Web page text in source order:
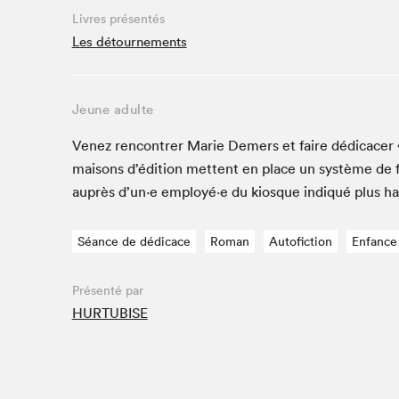
Café La Presse
Espace Côte-des-Neiges
La lecture en cadeau
Le grand jeu de lecture à voix haute du Salon du livre
de Montréal
Lettres québécoises au Salon
Louisiane enracinée et branchée
SLM PRO
Zone Manga
Livres présentés
Les détournements
Jeune adulte
Venez ren­con­tr­er Marie Demers et faire dédi­cac­er
maisons d’édi­tion met­tent en place un sys­tème
auprès d’un·e employé·e du kiosque indiqué plus
Séance de dédicace Roman Autofiction Enfance
Présenté par
HURTUBISE